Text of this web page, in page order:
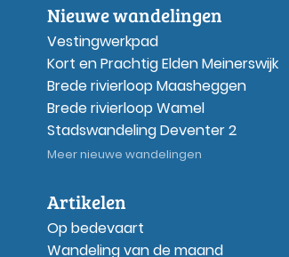
Nieuwe wandelingen
Vestingwerkpad
Kort en Prachtig Elden Meinerswijk
Brede rivierloop Maasheggen
Brede rivierloop Wamel
Stadswandeling Deventer 2
Meer nieuwe wandelingen
Artikelen
Op bedevaart
Wandeling van de maand